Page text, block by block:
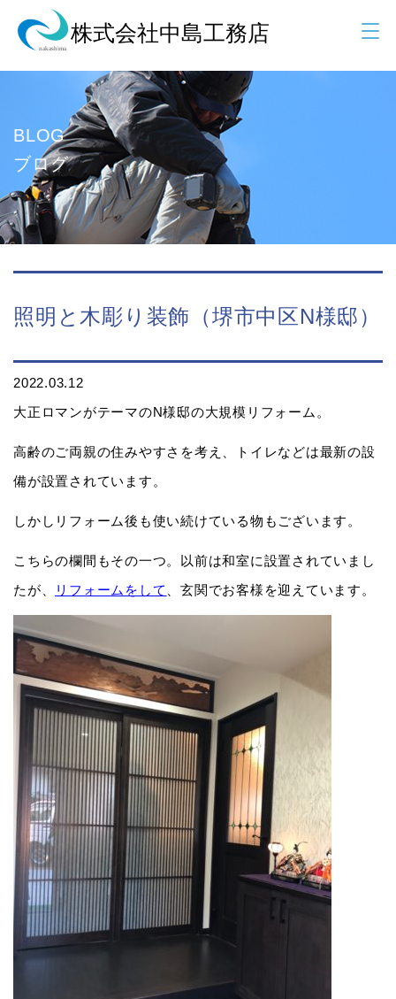
BLOG
ブログ
照明と木彫り装飾（堺市中区N様邸）
2022.03.12
大正ロマンがテーマのN様邸の大規模リフォーム。
高齢のご両親の住みやすさを考え、トイレなどは最新の設
備が設置されています。
しかしリフォーム後も使い続けている物もございます。
こちらの欄間もその一つ。以前は和室に設置されていまし
たが、
リフォームをして 、玄関でお客様を迎えています。